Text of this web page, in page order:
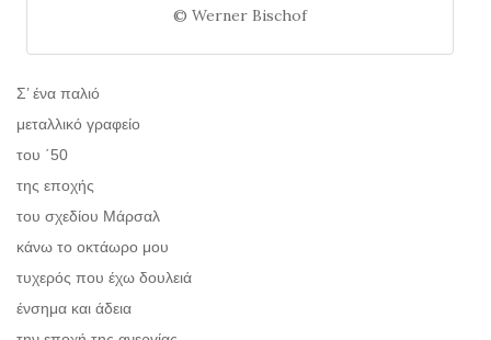
© Werner Bischof
Σ’ ένα παλιό
μεταλλικό γραφείο
του ΄50
της εποχής
του σχεδίου Μάρσαλ
κάνω το οκτάωρο μου
τυχερός που έχω δουλειά
ένσημα και άδεια